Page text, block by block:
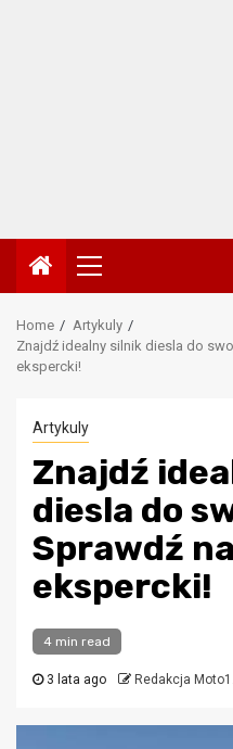
Primary
Menu
Home
Artykuly
Znajdź idealny silnik diesla do
ekspercki!
Artykuly
Znajdź
diesla do
Sprawdź
ekspercki!
4 min read
3 lata ago Redakcja